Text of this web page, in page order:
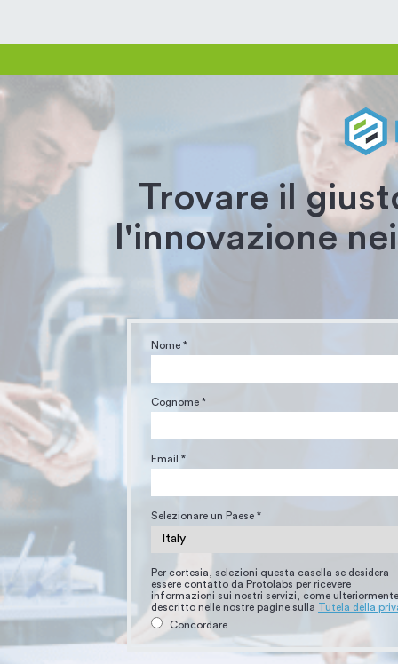
Nome *
Cognome *
Email *
Selezionare un Paese *
Per cortesia, selezioni questa casella se desidera
essere contatto da Protolabs per ricevere
informazioni sui nostri servizi, come ulteriormente
descritto nelle nostre pagine sulla Tutela della
Concordare
Trovare il
l'innovazione